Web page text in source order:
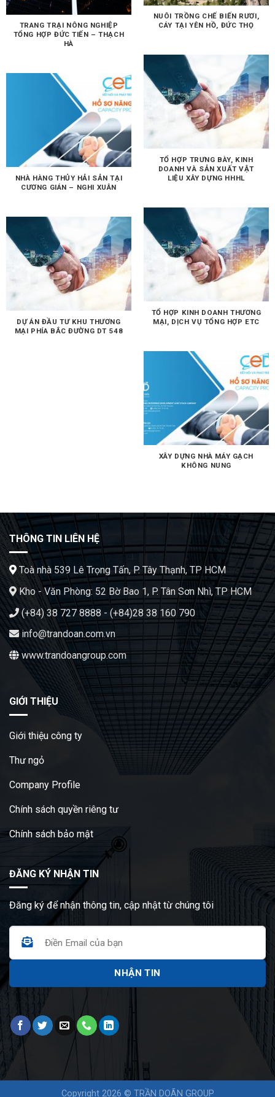
NUÔI TRỒNG CHẾ BIẾN RƯƠI,
CÁY TẠI YÊN HỒ, ĐỨC THỌ
TRANG TRẠI NÔNG NGHIỆP
TỔNG HỢP ĐỨC TIẾN – THẠCH
HÀ
TỔ HỢP TRƯNG BÀY, KINH
DOANH VÀ SẢN XUẤT VẬT
LIỆU XÂY DỰNG HHHL
NHÀ HÀNG THỦY HẢI SẢN TẠI
CƯƠNG GIÁN – NGHI XUÂN
TỔ HỢP KINH DOANH THƯƠNG
MẠI, DỊCH VỤ TỔNG HỢP ETC
DỰ ÁN ĐẦU TƯ KHU THƯƠNG
MẠI PHÍA BẮC ĐƯỜNG DT 548
XÂY DỰNG NHÀ MÁY GẠCH
KHÔNG NUNG
THÔNG TIN LIÊN HỆ
Toà nhà 539 Lê Trọng Tấn, P. Tây Thạnh, TP HCM
Kho - Văn Phòng: 52 Bờ Bao 1, P. Tân Sơn Nhì, TP HCM
(+84) 38 727 8888 - (+84)28 38 160 790
info@trandoan.com.vn
www.trandoangroup.com
GIỚI THIỆU
Giới thiệu công ty
Thư ngỏ
Company Profile
Chính sách quyền riêng tư
Chính sách bảo mật
ĐĂNG KÝ NHẬN TIN
Đăng ký để nhận thông tin, cập nhật từ chúng tôi
Copyright 2026 © TRẦN DOÃN GROUP